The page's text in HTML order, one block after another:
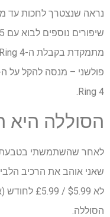
נראה שנצטרך לחכות עד
Ring 4.
הסוללה היא
שאני אוהב את הרכיב
הסוללה.